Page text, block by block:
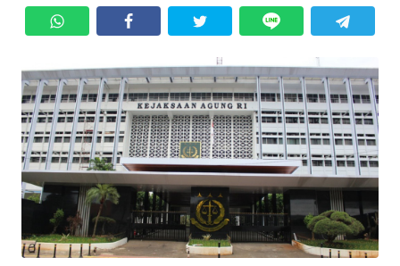
BPSK
HAK &
KEWAJIBAN
KONSUMEN
WAHANA
ADVOKAT
OPINI